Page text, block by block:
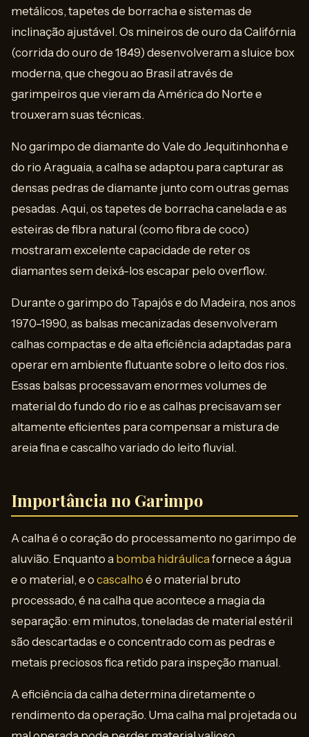
metálicos, tapetes de borracha e sistemas de
inclinação ajustável. Os mineiros de ouro da Califórnia
(corrida do ouro de 1849) desenvolveram a sluice box
moderna, que chegou ao Brasil através de
garimpeiros que vieram da América do Norte e
trouxeram suas técnicas.
No garimpo de diamante do Vale do Jequitinhonha e
do rio Araguaia, a calha se adaptou para capturar as
densas pedras de diamante junto com outras gemas
pesadas. Aqui, os tapetes de borracha canelada e as
esteiras de fibra natural (como fibra de coco)
mostraram excelente capacidade de reter os
diamantes sem deixá-los escapar pelo overflow.
Durante o garimpo do Tapajós e do Madeira, nos anos
1970–1990, as balsas mecanizadas desenvolveram
calhas compactas e de alta eficiência adaptadas para
operar em ambiente flutuante sobre o leito dos rios.
Essas balsas processavam enormes volumes de
material do fundo do rio e as calhas precisavam ser
altamente eficientes para compensar a mistura de
areia fina e cascalho variado do leito fluvial.
Importância no Garimpo
A calha é o coração do processamento no garimpo de
aluvião. Enquanto a bomba hidráulicafornece a água
e o material, e o cascalho é o material bruto
processado, é na calha que acontece a magia da
separação: em minutos, toneladas de material estéril
são descartadas e o concentrado com as pedras e
metais preciosos fica retido para inspeção manual.
A eficiência da calha determina diretamente o
rendimento da operação. Uma calha mal projetada ou